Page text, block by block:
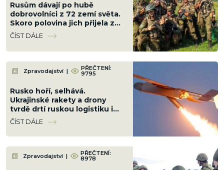
Rusům dávají po hubě
dobrovolníci z 72 zemí světa.
Skoro polovina jich přijela z
Latinské Ameriky
ČÍST DÁLE
Zpravodajství | PŘEČTENÍ:
9795
Rusko hoří, selhává.
Ukrajinské rakety a drony
tvrdě drtí ruskou logistiku i
klíčovou infrastrukturu, vojáci
se nehnou
ČÍST DÁLE
Zpravodajství | PŘEČTENÍ:
8978